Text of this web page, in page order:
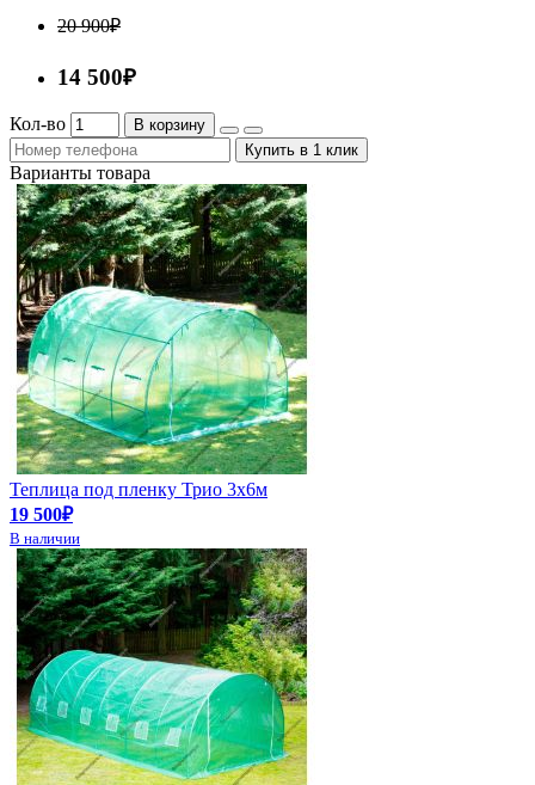
20 900₽
14 500₽
Кол-во
В корзину
Купить в 1 клик
Варианты товара
Теплица под пленку Трио 3х6м
19 500₽
В наличии